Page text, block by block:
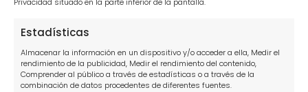
Estadísticas
Almacenar la información en un dispositivo y/o acceder a ella, Medir el
rendimiento de la publicidad, Medir el rendimiento del contenido,
Comprender al público a través de estadísticas o a través de la
combinación de datos procedentes de diferentes fuentes.
Abogados para tus deudas Madrid
Abogados para tus deudas Sevilla